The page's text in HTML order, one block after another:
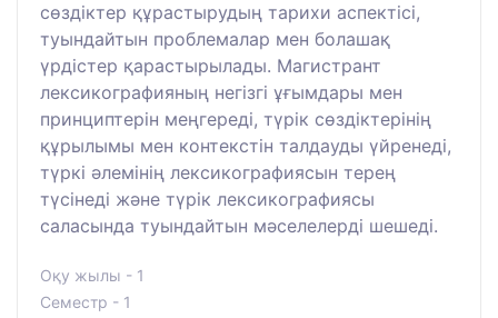
сөздіктер құрастырудың тарихи аспектісі,
туындайтын проблемалар мен болашақ
үрдістер қарастырылады. Магистрант
лексикографияның негізгі ұғымдары мен
принциптерін меңгереді, түрік сөздіктерінің
құрылымы мен контекстін талдауды үйренеді,
түркі әлемінің лексикографиясын терең
түсінеді және түрік лексикографиясы
саласында туындайтын мәселелерді шешеді.
Оқу жылы - 1
Семестр - 1